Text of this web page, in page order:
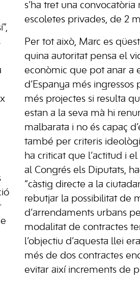
s’ha tret una
escoletes privades, de 2
Per tot això, Marc es
quina autoritat pensa el
econòmic que pot anar a
d’Espanya més ingressos
més projectes si resulta
estan a la seva mà hi
malbarata i no és capaç
també per criteris
ha criticat que l’actitud i
al Congrés els Diputats,
“càstig directe a la
rebutjar la possibilitat de
d’arrendaments urbans
modalitat de contractes
l’objectiu d’aquesta llei
més de dos contractes
evitar així increments de